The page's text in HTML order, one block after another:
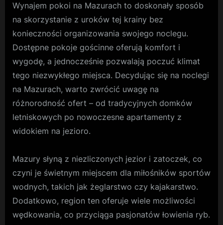
Wynajem pokoi na Mazurach to doskonały sposób
na skorzystanie z uroków tej krainy bez
konieczności organizowania swojego noclegu.
Dostępne pokoje gościnne oferują komfort i
wygodę, a jednocześnie pozwalają poczuć klimat
tego niezwykłego miejsca. Decydując się na noclegi
na Mazurach, warto zwrócić uwagę na
różnorodność ofert – od tradycyjnych domków
letniskowych po nowoczesne apartamenty z
widokiem na jezioro.
Mazury słyną z niezliczonych jezior i zatoczek, co
czyni je świetnym miejscem dla miłośników sportów
wodnych, takich jak żeglarstwo czy kajakarstwo.
Dodatkowo, region ten oferuje wiele możliwości
wędkowania, co przyciąga pasjonatów łowienia ryb.